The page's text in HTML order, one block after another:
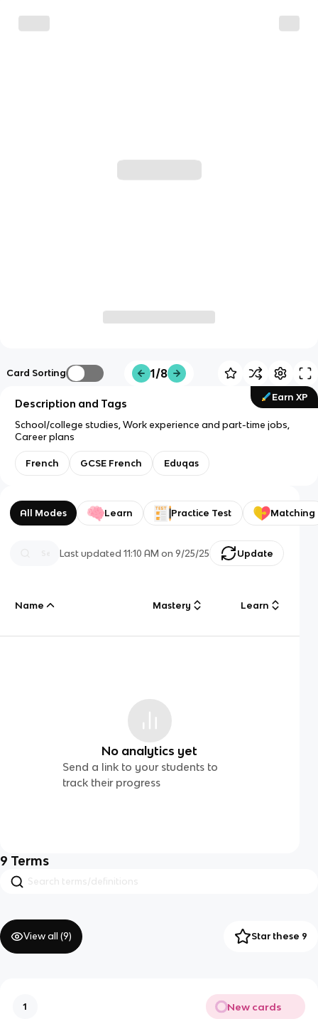
Card Sorting 1/8
Earn XP
Description and Tags
School/college studies, Work experience and part-time jobs,
Career plans
French GCSE French Eduqas
All Modes Learn Practice Test Matching
Last updated11:10 AM on 9/25/25 Update
Name Mastery Learn
No analytics yet
Send a link to your students to
track their progress
9 Terms
View all (9) Star these 9
1 New cards